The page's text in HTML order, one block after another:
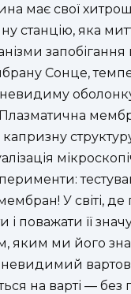
має свої
станцію, яка
Сонце,
У світі,
і поважати її
яким ми його
на варті — без